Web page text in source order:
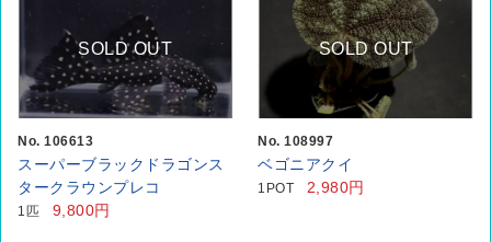
SOLD OUT
No. 106613
スーパーブラックドラゴンス
タークラウンプレコ
1匹 9,800円
SOLD OUT
No. 108997
ベゴニアクイ
1POT 2,980円